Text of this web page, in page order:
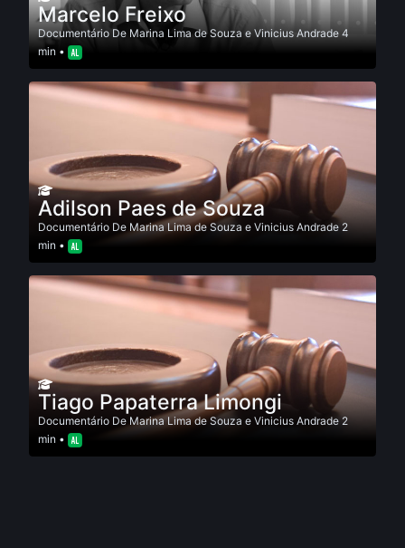
Marcelo Freixo
Documentário De Marina Lima de Souza e Vinicius Andrade 4
min •
Adilson Paes de Souza
Documentário De Marina Lima de Souza e Vinicius Andrade 2
min •
Tiago Papaterra Limongi
Documentário De Marina Lima de Souza e Vinicius Andrade 2
min •